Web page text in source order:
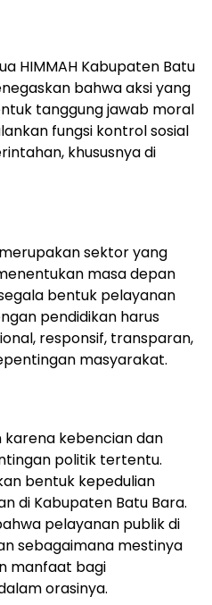
HIMMAH Kabupaten Batu
bahwa aksi yang
tanggung jawab moral
fungsi kontrol sosial
khususnya di
sektor yang
masa depan
bentuk pelayanan
pendidikan harus
responsif, transparan,
masyarakat.
karena kebencian dan
politik tertentu.
bentuk kepedulian
di Kabupaten Batu Bara.
pelayanan publik di
sebagaimana mestinya
manfaat bagi
orasinya.